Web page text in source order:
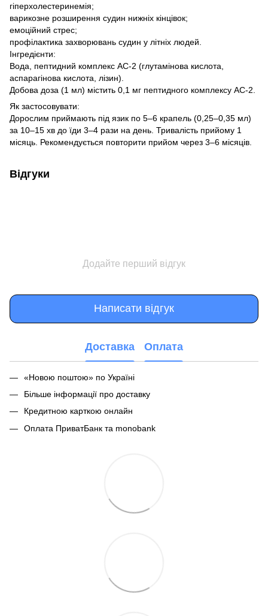
гіперхолестеринемія;
варикозне розширення судин нижніх кінцівок;
емоційний стрес;
профілактика захворювань судин у літніх людей.
Інгредієнти:
Вода, пептидний комплекс АС-2 (глутамінова кислота,
аспарагінова кислота, лізин).
Добова доза (1 мл) містить 0,1 мг пептидного комплексу АС-2.
Як застосовувати:
Дорослим приймають під язик по 5–6 крапель (0,25–0,35 мл)
за 10–15 хв до їди 3–4 рази на день. Тривалість прийому 1
місяць. Рекомендується повторити прийом через 3–6 місяців.
Відгуки
Додайте перший відгук
Написати відгук
Доставка Оплата
«Новою поштою» по Україні
Більше інформації про доставку
Кредитною карткою онлайн
Оплата ПриватБанк та monobank